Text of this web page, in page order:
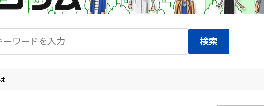
検索